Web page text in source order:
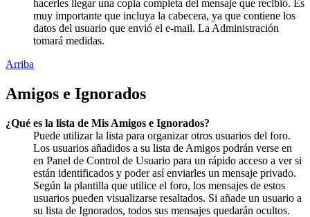
hacerles llegar una copia completa del mensaje que recibió. Es
muy importante que incluya la cabecera, ya que contiene los
datos del usuario que envió el e-mail. La Administración
tomará medidas.
Arriba
Amigos e Ignorados
¿Qué es la lista de Mis Amigos e Ignorados?
Puede utilizar la lista para organizar otros usuarios del foro.
Los usuarios añadidos a su lista de Amigos podrán verse en
en Panel de Control de Usuario para un rápido acceso a ver si
están identificados y poder así enviarles un mensaje privado.
Según la plantilla que utilice el foro, los mensajes de estos
usuarios pueden visualizarse resaltados. Si añade un usuario a
su lista de Ignorados, todos sus mensajes quedarán ocultos.